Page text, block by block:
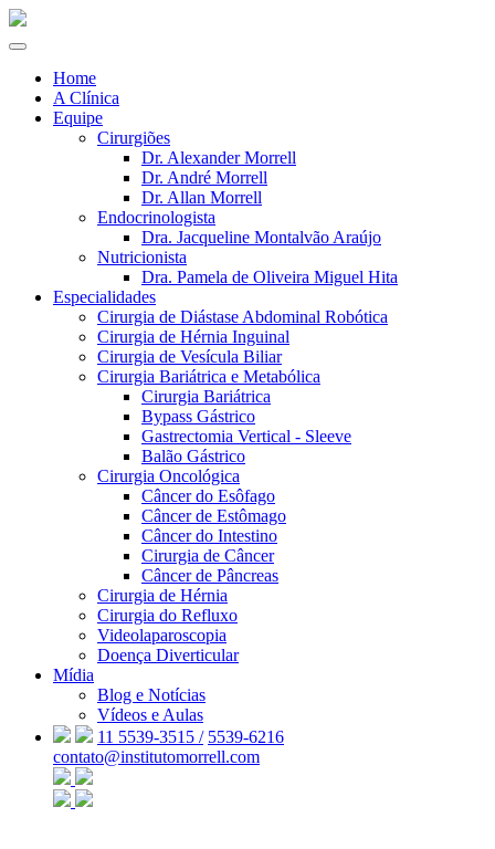
Home
A Clínica
Equipe
Cirurgiões
Dr. Alexander Morrell
Dr. André Morrell
Dr. Allan Morrell
Endocrinologista
Dra. Jacqueline Montalvão Araújo
Nutricionista
Dra. Pamela de Oliveira Miguel Hita
Especialidades
Cirurgia de Diástase Abdominal Robótica
Cirurgia de Hérnia Inguinal
Cirurgia de Vesícula Biliar
Cirurgia Bariátrica e Metabólica
Cirurgia Bariátrica
Bypass Gástrico
Gastrectomia Vertical - Sleeve
Balão Gástrico
Cirurgia Oncológica
Câncer do Esôfago
Câncer de Estômago
Câncer do Intestino
Cirurgia de Câncer
Câncer de Pâncreas
Cirurgia de Hérnia
Cirurgia do Refluxo
Videolaparoscopia
Doença Diverticular
Mídia
Blog e Notícias
Vídeos e Aulas
11 5539-3515 / 5539-6216
contato@institutomorrell.com